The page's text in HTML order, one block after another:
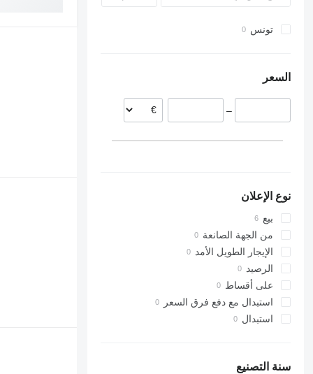
Sprinter
L-seriesتونس
السعر
–
نوع الإعلان
بيع
من الجهة الصانعة
الإيجار الطويل الأمد
الرصيد
على أقساط
استبدال مع دفع فرق السعر
استبدال
سنة التصنيع